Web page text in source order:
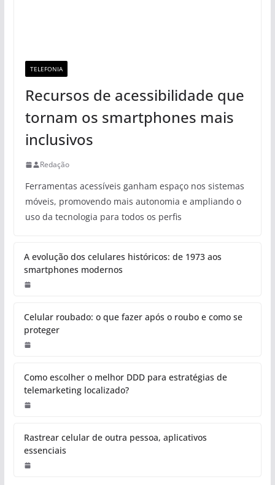
TELEFONIA
Recursos de acessibilidade que
tornam os smartphones mais
inclusivos
Redação
Ferramentas acessíveis ganham espaço nos sistemas
móveis, promovendo mais autonomia e ampliando o
uso da tecnologia para todos os perfis
A evolução dos celulares históricos: de 1973 aos
smartphones modernos
Celular roubado: o que fazer após o roubo e como se
proteger
Como escolher o melhor DDD para estratégias de
telemarketing localizado?
Rastrear celular de outra pessoa, aplicativos
essenciais